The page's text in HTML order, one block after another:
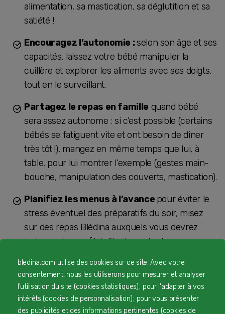
alimentation, sa mastication, sa déglutition et sa
satiété !
Encouragez l’autonomie :selon son âge et ses
capacités, laissez votre bébé manipuler la
cuillère et explorer les aliments avec ses doigts,
tout en le surveillant.
Partagez le repas en famille quand bébé
sera assez autonome : si c’est possible (certains
bébés se fatiguent vite et ont besoin de dîner
très tôt !), mangez en même temps que lui, à
table, pour lui montrer l’exemple (gestes main-
bouche, manipulation des couverts, mastication).
Planifiez les menus à l’avance pour éviter le
stress éventuel des préparatifs du soir, misez
sur des repas Blédina auxquels vous devrez
juste ajouter un filet d'huile, surtout si vous avez
Variez les saveurs et les textures​​(en
adaptant bien sûr ces dernières à son
) pour éveiller la curiosité de bébé et lui faire
bledina.com utilise des cookies sur ce site. Avec votre
consentement, nous les utiliserons pour mesurer et analyser
l'utilisation du site (cookies statistiques) ; pour l'adapter à vos
intérêts (cookies de personnalisation) ; pour vous présenter
des publicités et des informations pertinentes (cookies de